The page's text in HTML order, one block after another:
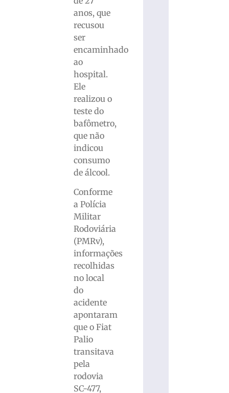
anos, que
recusou
ser
encaminhado
ao
hospital.
Ele
realizou o
teste do
bafômetro,
que não
indicou
consumo
de álcool.
Conforme
a Polícia
Militar
Rodoviária
(PMRv),
informações
recolhidas
no local
do
acidente
apontaram
que o Fiat
Palio
transitava
pela
rodovia
SC-477,